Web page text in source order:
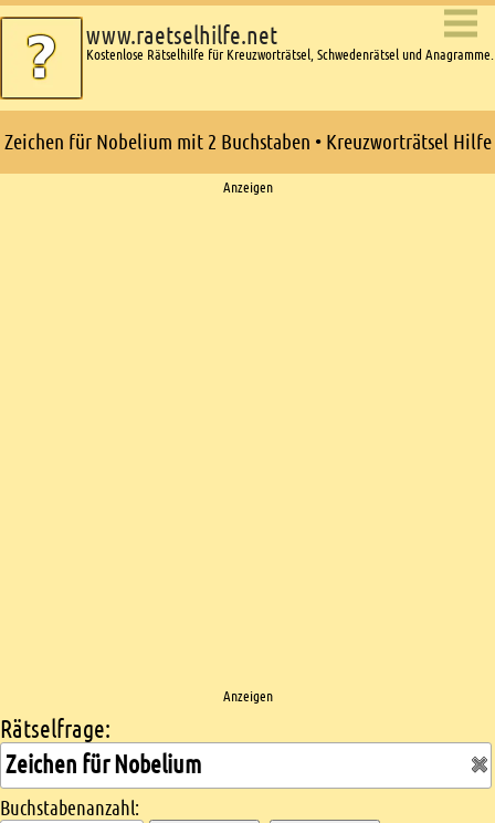
www.raetselhilfe.net
Kostenlose Rätselhilfe für Kreuzworträtsel, Schwedenrätsel und Anagramme.
Zeichen für Nobelium mit 2 Buchstaben • Kreuzworträtsel Hilfe
Anzeigen
Anzeigen
Kreuzworträtsel suchen
Rätselfrage:
Buchstabenanzahl: